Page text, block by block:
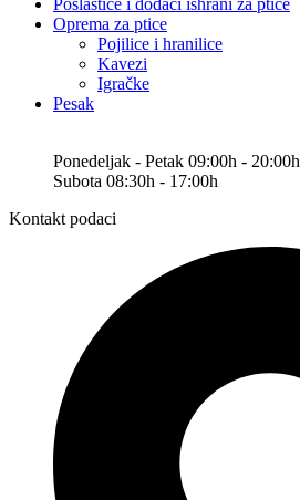
Oprema za ptice
Pojilice i hranilice
Kavezi
Igračke
Pesak
Ponedeljak - Petak 09:00h - 20:00h
Subota 08:30h - 17:00h
Kontakt podaci